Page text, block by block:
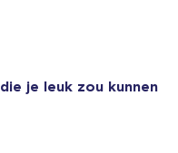
die je leuk zou kunnen